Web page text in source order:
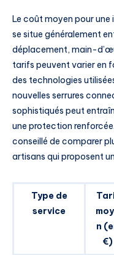
Le coût moyen pour une
se situe généralement
déplacement, main-
tarifs peuvent varier en
des technologies
nouvelles serrures
sophistiqués peut
une protection
conseillé de comparer
artisans qui proposent
Type de
service
n
€)